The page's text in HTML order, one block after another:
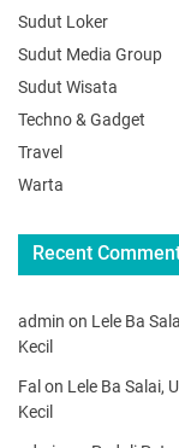
Sudut Loker
Sudut Media Group
Sudut Wisata
Techno & Gadget
Travel
Warta
Recent
admin on Lele Ba
Kecil
Fal on Lele Ba Salai,
Kecil